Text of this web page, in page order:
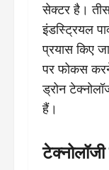
सेक्टर है।
इंडस्ट्रियल
प्रयास किए
पर फोकस
ड्रोन
हैं।